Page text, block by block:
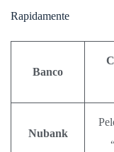
Rapidamente
Banco
Nubank